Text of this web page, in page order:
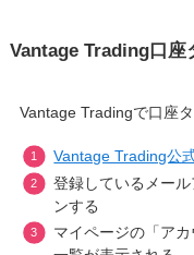
Vantage Trading口座
Vantage Tradingで口座
Vantage Trading公
登録しているメー
ンする
マイページの「ア